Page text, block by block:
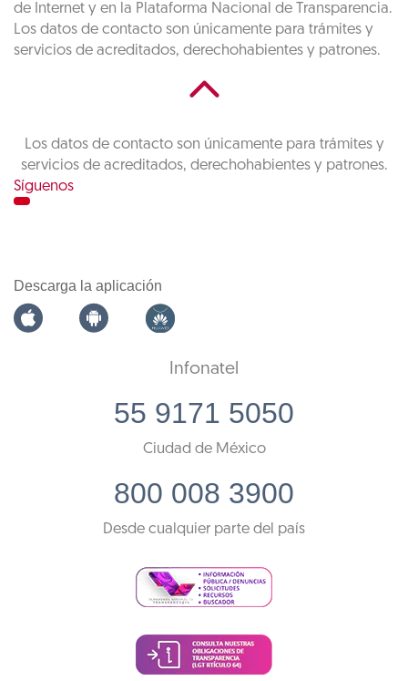
de Internet y en la Plataforma Nacional de Transparencia.
Los datos de contacto son únicamente para trámites y
servicios de acreditados, derechohabientes y patrones.
Los datos de contacto son únicamente para trámites y
servicios de acreditados, derechohabientes y patrones.
Síguenos
Descarga la aplicación
Infonatel
55 9171 5050
Ciudad de México
800 008 3900
Desde cualquier parte del país